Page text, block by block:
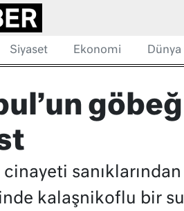
Siyaset Ekonomi Dünya
kalaşnikoflu bir